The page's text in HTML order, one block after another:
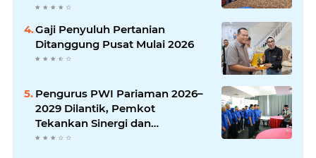
Gaji Penyuluh Pertanian
Ditanggung Pusat Mulai 2026
Pengurus PWI Pariaman 2026–
2029 Dilantik, Pemkot
Tekankan Sinergi dan
Profesionalisme Pers